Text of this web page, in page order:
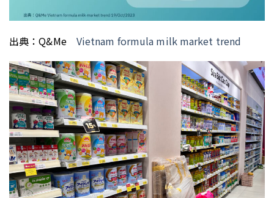
出典：Q&Me Vietnam formula milk market trend